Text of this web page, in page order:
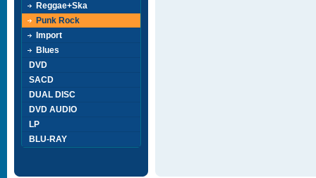
Reggae+Ska
Punk Rock
Import
Blues
DVD
SACD
DUAL DISC
DVD AUDIO
LP
BLU-RAY